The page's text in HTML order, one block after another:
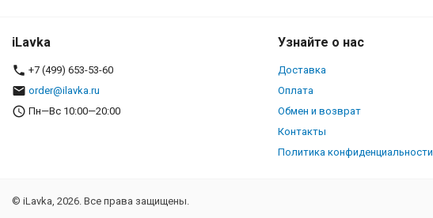
iLavka
+7 (499) 653-53-60
order@ilavka.ru
Пн—Вс 10:00—20:00
Узнайте о нас
Доставка
Оплата
Обмен и возврат
Контакты
Политика конфиденциальности
© iLavka, 2026. Все права защищены.